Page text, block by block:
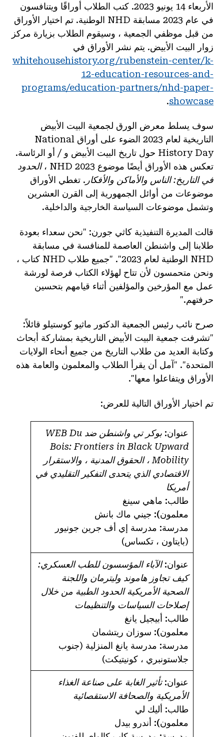
الأربعاء 14 يونيو 2023. كتب الطلاب أوراقًا ويتنافسون
في عام 2023 مسابقة NHD الوطنية. تم اختيار الأوراق
من قبل موظفي الجمعية ، وسيقوم الطلاب بزيارة مركز
زوار البيت الأبيض. يتم نشر الأوراق في
whitehousehistory.org/rubenstein-center/k-
12-education-resources-and-
programs/education-partners/nhd-paper-
showcase
.
سوف يسلط معرض الورق لجمعية البيت الأبيض
التاريخية لعام 2023 الضوء على أوراق National
History Day حول تاريخ البيت الأبيض و / أو الرئاسة.
تعكس هذه الأوراق أيضًا موضوع 2023 NHD ،
الحدود
في التاريخ: الناس والأماكن والأفكار . تغطي الأوراق
موضوعات من أوائل الجمهورية إلى القرن العشرين
وتشمل موضوعات السياسة الخارجية والداخلية.
قالت المديرة التنفيذية كاثي جورن: "نحن سعداء بعودة
طلابنا إلى واشنطن العاصمة للمنافسة في مسابقة
NHD الوطنية لعام 2023". "جميع طلاب NHD كتاب ،
ونحن متحمسون لأن تتاح لهؤلاء الكتاب فرصة لورشة
عمل مع المؤرخين والمؤلفين أثناء قيامهم بتحسين
حرفتهم."
صرح نائب رئيس الجمعية الدكتور ماثيو كوستيلو قائلاً:
"تشرفت جمعية البيت الأبيض التاريخية بمشاركة أبحاث
وكتابة العديد من طلاب التاريخ من جميع أنحاء الولايات
المتحدة". "آمل أن يقرأ الطلاب والمعلمون والعامة هذه
الأوراق ويتفاعلوا معها".
تم اختيار الأوراق التالية للعرض:
عنوان:
بوكر تي واشنطن ضد WEB Du
Bois: Frontiers in Black Upward
Mobility ، الحقوق المدنية ، والاستقرار
الاقتصادي الذي يتحدى التفكير التقليدي في
أمريكا
طالب: ماهي سينغ
معلمون): جيني ماك بانش
مدرسة: مدرسة إي أف جرين جونيور
(بايتاون ، تكساس)
عنوان: الآباء المؤسسون للطب العسكري:
كيف تجاوز هاموند وليترمان واللجنة
الصحية الأمريكية الحدود الطبية من خلال
إصلاحات السياسات والتنظيمات
طالب: أبيجيل يانغ
معلمون): سوزان ريتشمان
مدرسة: مدرسة يانغ المنزلية (جنوب
جلاستونبري ، كونيتيكت)
عنوان: تأثير الغابة على صناعة الغذاء
الأمريكية والصحافة الاستقصائية
طالب: أليك لي
معلمون): أندرو بيدل